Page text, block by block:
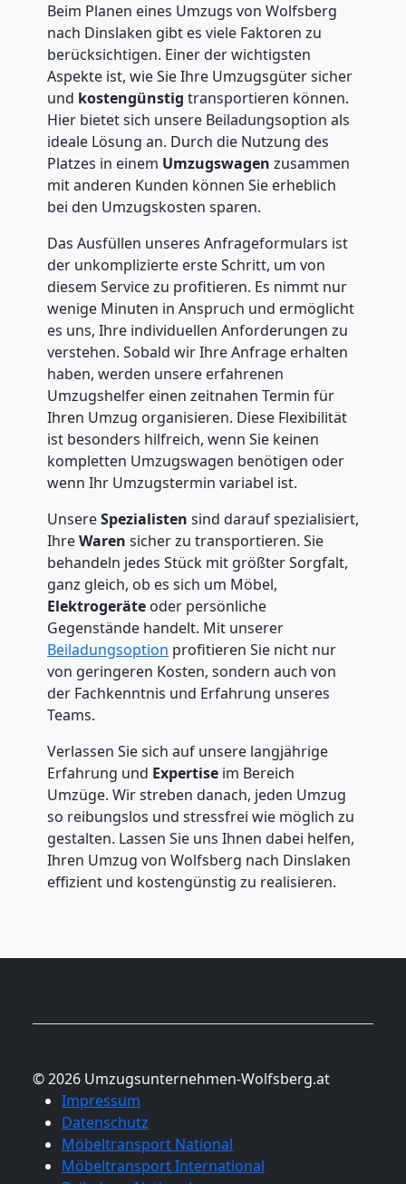
Beim Planen eines Umzugs von Wolfsberg
nach Dinslaken gibt es viele Faktoren zu
berücksichtigen. Einer der wichtigsten
Aspekte ist, wie Sie Ihre Umzugsgüter sicher
und kostengünstig transportieren können.
Hier bietet sich unsere Beiladungsoption als
ideale Lösung an. Durch die Nutzung des
Platzes in einem Umzugswagen zusammen
mit anderen Kunden können Sie erheblich
bei den Umzugskosten sparen.
Das Ausfüllen unseres Anfrageformulars ist
der unkomplizierte erste Schritt, um von
diesem Service zu profitieren. Es nimmt nur
wenige Minuten in Anspruch und ermöglicht
es uns, Ihre individuellen Anforderungen zu
verstehen. Sobald wir Ihre Anfrage erhalten
haben, werden unsere erfahrenen
Umzugshelfer einen zeitnahen Termin für
Ihren Umzug organisieren. Diese Flexibilität
ist besonders hilfreich, wenn Sie keinen
kompletten Umzugswagen benötigen oder
wenn Ihr Umzugstermin variabel ist.
UnsereSpezialisten sind darauf spezialisiert,
IhreWaren sicher zu transportieren. Sie
behandeln jedes Stück mit größter Sorgfalt,
ganz gleich, ob es sich um Möbel,
Elektrogeräte oder persönliche
Gegenstände handelt. Mit unserer
Beiladungsoption profitieren Sie nicht nur
von geringeren Kosten, sondern auch von
der Fachkenntnis und Erfahrung unseres
Teams.
Verlassen Sie sich auf unsere langjährige
Erfahrung und Expertise im Bereich
Umzüge. Wir streben danach, jeden Umzug
so reibungslos und stressfrei wie möglich zu
gestalten. Lassen Sie uns Ihnen dabei helfen,
Ihren Umzug von Wolfsberg nach Dinslaken
effizient und kostengünstig zu realisieren.
© 2026 Umzugsunternehmen-Wolfsberg.at
Impressum
Datenschutz
Möbeltransport National
Möbeltransport International